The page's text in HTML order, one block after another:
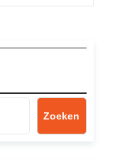
Zoeken